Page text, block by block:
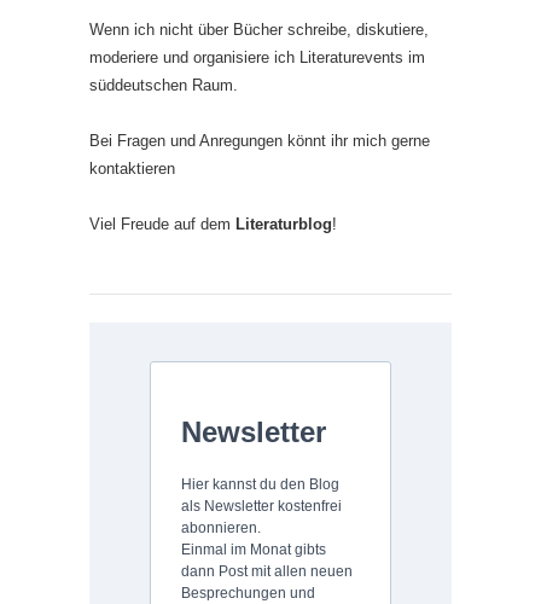
Wenn ich nicht über Bücher schreibe, diskutiere,
moderiere und organisiere ich Literaturevents im
süddeutschen Raum.
Bei Fragen und Anregungen könnt ihr mich gerne
kontaktieren
Viel Freude auf dem Literaturblog!
Newsletter
Hier kannst du den Blog
als Newsletter kostenfrei
abonnieren.
Einmal im Monat gibts
dann Post mit allen neuen
Besprechungen und